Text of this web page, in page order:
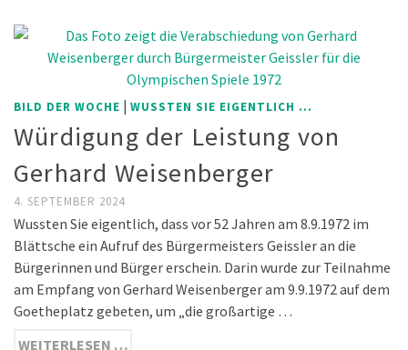
BILD DER WOCHE | WUSSTEN SIE EIGENTLICH ...
Würdigung der Leistung von
Gerhard Weisenberger
4. SEPTEMBER 2024
Wussten Sie eigentlich, dass vor 52 Jahren am 8.9.1972 im
Blättsche ein Aufruf des Bürgermeisters Geissler an die
Bürgerinnen und Bürger erschein. Darin wurde zur Teilnahme
am Empfang von Gerhard Weisenberger am 9.9.1972 auf dem
Goetheplatz gebeten, um „die großartige …
WEITERLESEN …